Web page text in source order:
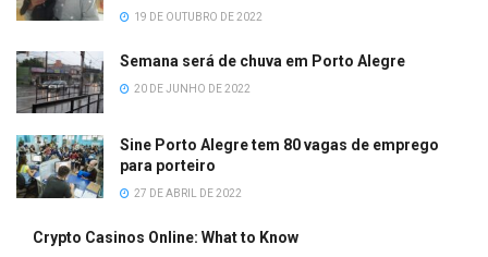
19 DE OUTUBRO DE 2022
Semana será de chuva em Porto Alegre
20 DE JUNHO DE 2022
Sine Porto Alegre tem 80 vagas de emprego
para porteiro
27 DE ABRIL DE 2022
Crypto Casinos Online: What to Know